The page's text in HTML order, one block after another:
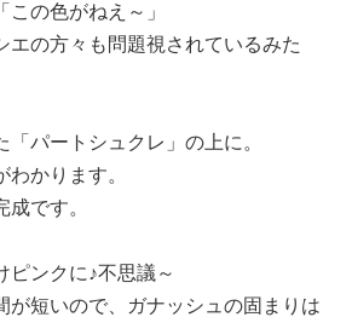
この色がねえ～」
エの方々も問題視されているみた
「パートシュクレ」の上に。
わかります。
です。
ピンクに♪不思議～
が短いので、ガナッシュの固まりは